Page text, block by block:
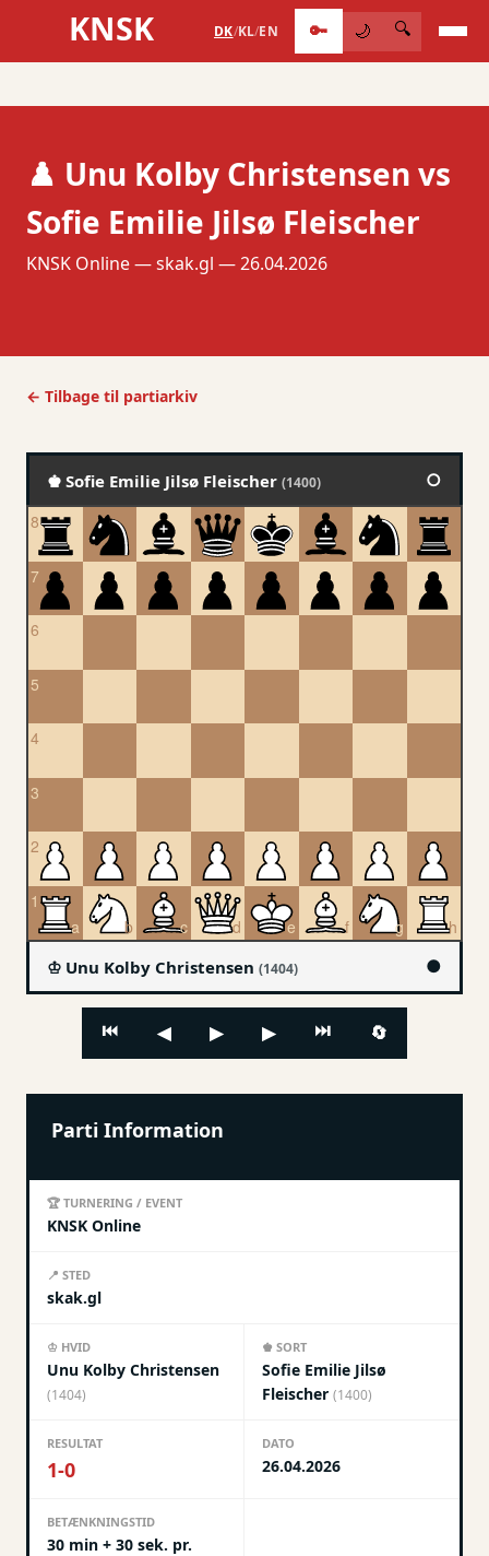
KNSK DK/KL/EN 🔑 🌙 🔍
♟️ Unu Kolby Christensen vs
Sofie Emilie Jilsø Fleischer
KNSK Online — skak.gl — 26.04.2026
← Tilbage til partiarkiv
♚ Sofie Emilie Jilsø Fleischer (1400) ○
♔ Unu Kolby Christensen (1404) ●
⏮ ◀ ▶ ▶ ⏭ 🔄
Parti Information
🏆 TURNERING / EVENT
KNSK Online
📍 STED
skak.gl
♔ HVID
Unu Kolby Christensen
(1404)
♚ SORT
Sofie Emilie Jilsø
Fleischer (1400)
RESULTAT
1-0
DATO
26.04.2026
BETÆNKNINGSTID
30 min + 30 sek. pr.